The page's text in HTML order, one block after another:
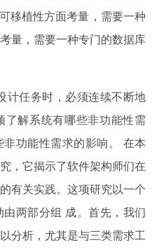
移植性方面考量，需要一种
量，需要一种专门的数据库
计任务时，必须连续不断地
了解系统有哪些非功能性需
功能性需求的影响。 在本
，它揭示了软件架构师们在
有关实践。这项研究以一个
两部分组 成。首先，我们
分析，尤其是与三类需求工